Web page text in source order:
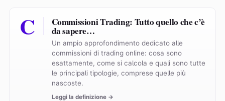
C Commissioni Trading: Tutto quello che c’è
da sapere…
Un ampio approfondimento dedicato alle
commissioni di trading online: cosa sono
esattamente, come si calcola e quali sono tutte
le principali tipologie, comprese quelle più
nascoste.
Leggi la definizione →